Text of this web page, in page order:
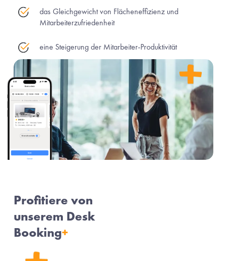
das Gleichgewicht von Flächeneffizienz und
Mitarbeiterzufriedenheit
eine Steigerung der Mitarbeiter-Produktivität
Profitiere von
unserem Desk
Booking+